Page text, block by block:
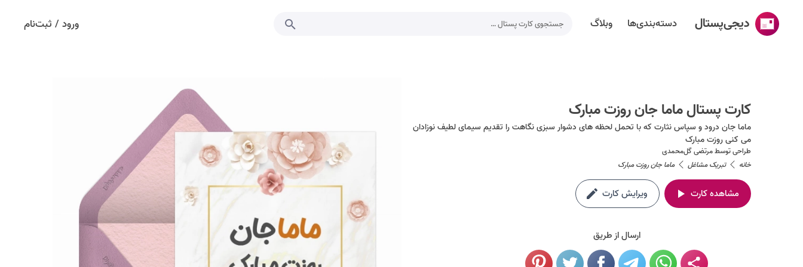
دیجی‌پستال دسته‌بندی‌ها وبلاگ ورود / ثبت‌نام
دسته‌بندی‌ها
تقویم مناسبت ها
کارت پستال ماما جان روزت مبارک
ماما جان درود و سپاس نثارت که با تحمل لحظه های دشوار سبزی نگاهت را تقدیم سیمای لطیف نوزادان
می کنی روزت مبارک
طراحی توسطمرتضی گل‌محمدی
خانه
تبریک مشاغل ماما جان روزت مبارک
مشاهده کارت ویرایش کارت
ارسال از طریق